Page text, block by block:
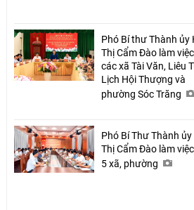
Phó Bí thư Thành ủy
Thị Cẩm Đào làm
các xã Tài Văn, Liêu
Lịch Hội Thượng và
phường Sóc Trăng
Phó Bí Thư Thành ủy
Thị Cẩm Đào làm
5 xã, phường